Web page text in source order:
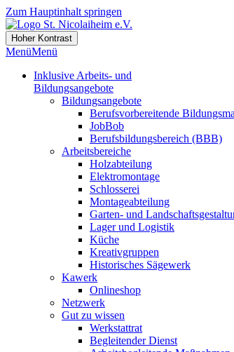
Zum Hauptinhalt springen
Hoher Kontrast
MenüMenü
Inklusive Arbeits- und
Bildungsangebote
Bildungsangebote
Berufsvorbereitende
JobBob
Berufsbildungsbereich (BBB)
Arbeitsbereiche
Holzabteilung
Elektromontage
Schlosserei
Montageabteilung
Garten- und
Lager und Logistik
Küche
Kreativgruppen
Historisches Sägewerk
Kawerk
Onlineshop
Netzwerk
Gut zu wissen
Werkstattrat
Begleitender Dienst